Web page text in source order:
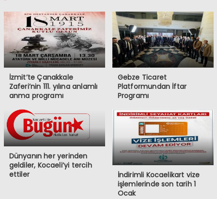
İzmit’te Çanakkale
Zaferi’nin 111. yılına anlamlı
anma programı
Gebze Ticaret
Platformundan İftar
Programı
Dünyanın her yerinden
geldiler, Kocaeli’yi tercih
ettiler
İndirimli Kocaelikart vize
işlemlerinde son tarih 1
Ocak